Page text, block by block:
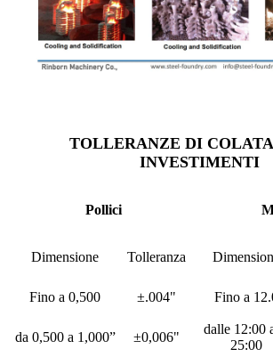
TOLLERANZE DI
INVESTIMENTI
Pollici
Dimensione Tolleranza
Fino a 0,500 ±.004" Fino a
da 0,500 a 1,000” ±0,006"
dalle 12:00
25:00